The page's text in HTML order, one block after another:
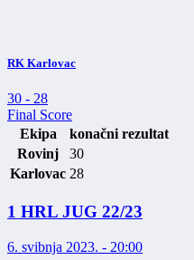
RK Karlovac
30 - 28
Final Score
Ekipa
konačni rezultat
Rovinj
30
Karlovac 28
1 HRL JUG 22/23
6. svibnja 2023. - 20:00